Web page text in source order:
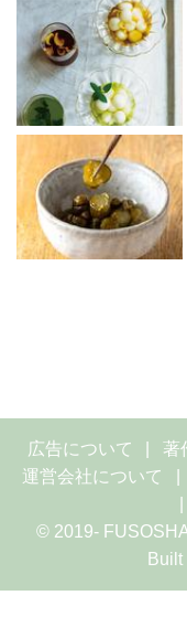
広告について 著
運営会社について
© 2019-
Built